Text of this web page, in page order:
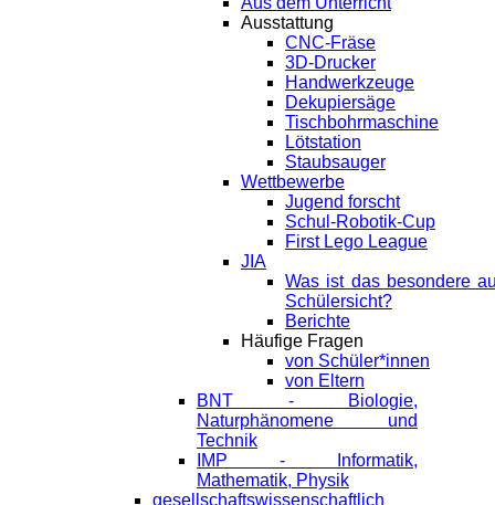
Ausstattung
CNC-Fräse
3D-Drucker
Handwerkzeuge
Dekupiersäge
Tischbohrmaschine
Lötstation
Staubsauger
Wettbewerbe
Jugend forscht
Schul-Robotik-Cup
First Lego League
JIA
Was ist das besondere
Schülersicht?
Berichte
Häufige Fragen
von Schüler*innen
von Eltern
BNT - Biologie,
Naturphänomene und
Technik
IMP - Informatik,
Mathematik, Physik
gesellschaftswissenschaftlich